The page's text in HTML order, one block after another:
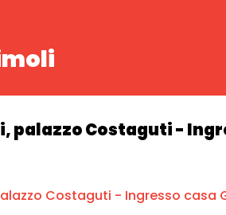
palazzo Costaguti -
Costaguti - Ingresso casa